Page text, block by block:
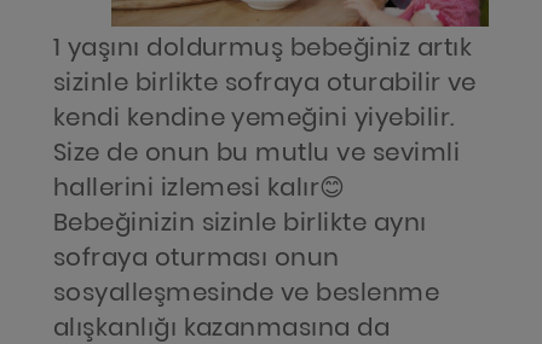
1 yaşını doldurmuş bebeğiniz artık
sizinle birlikte sofraya oturabilir ve
kendi kendine yemeğini yiyebilir.
Size de onun bu mutlu ve sevimli
hallerini izlemesi kalır😊
Bebeğinizin sizinle birlikte aynı
sofraya oturması onun
sosyalleşmesinde ve beslenme
alışkanlığı kazanmasına da